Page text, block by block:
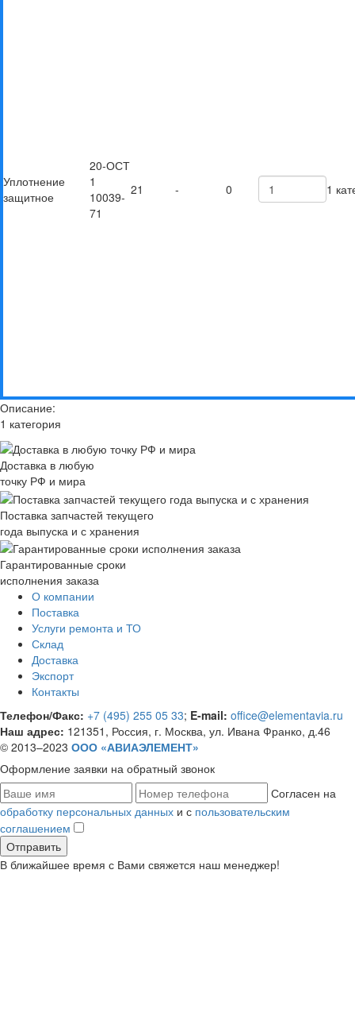
Уплотнение
защитное
20-ОСТ
1
10039-
71
21 - 0 1
Описание:
1 категория
Доставка в любую
точку РФ и мира
Поставка запчастей текущего
года выпуска и с хранения
Гарантированные сроки
исполнения заказа
О компании
Поставка
Услуги ремонта и ТО
Склад
Доставка
Экспорт
Контакты
Телефон/Факс: +7 (495) 255 05 33; E-mail: office@elementavia.ru
Наш адрес: 121351, Россия, г. Москва, ул. Ивана Франко, д.46
© 2013–2023 ООО «АВИАЭЛЕМЕНТ»
Оформление заявки на обратный звонок
Согласен на
обработку персональных данных и с пользовательским
соглашением
В ближайшее время с Вами свяжется наш менеджер!